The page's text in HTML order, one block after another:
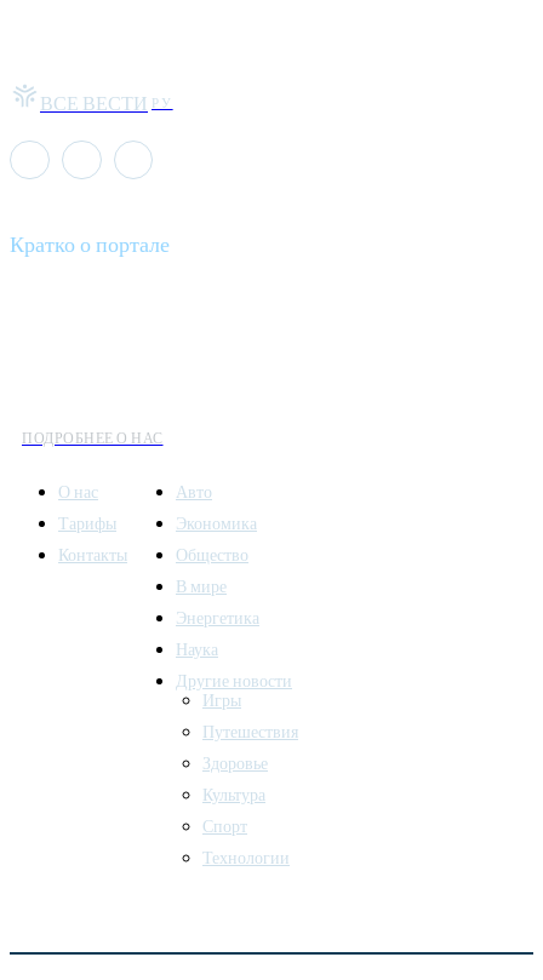
ВСЕ ВЕСТИ РУ
Кратко о портале
ПОДРОБНЕЕ О НАС
О нас
Тарифы
Контакты
Авто
Экономика
Общество
В мире
Энергетика
Наука
Другие новости
Игры
Путешествия
Здоровье
Культура
Спорт
Технологии